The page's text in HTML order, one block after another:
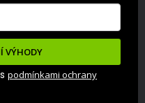
VÝHODY
podmínkami ochrany